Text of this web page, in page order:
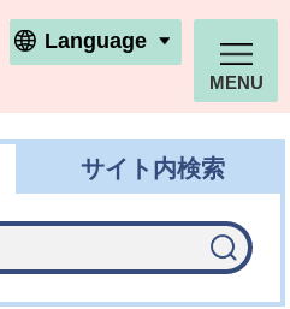
利根町ホームページ
Language
MENU
サイト内検索